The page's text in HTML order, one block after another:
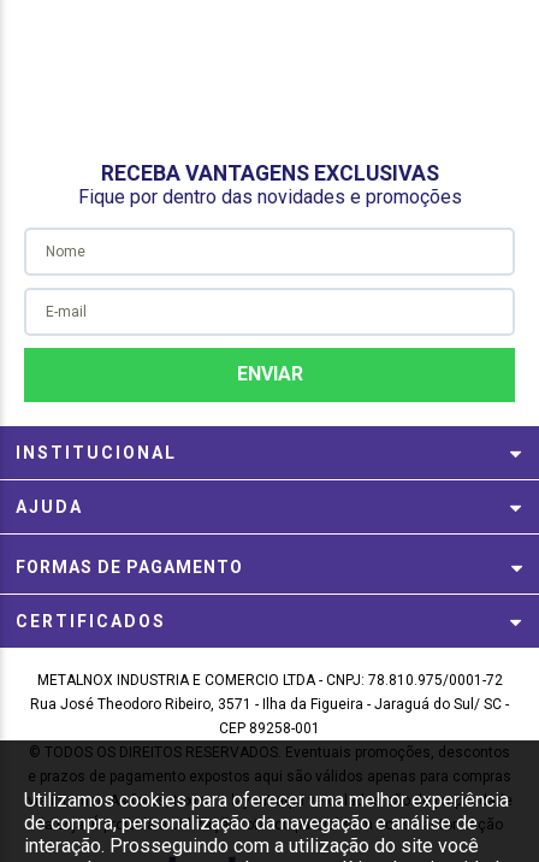
RECEBA VANTAGENS EXCLUSIVAS
Fique por dentro das novidades e promoções
INSTITUCIONAL
AJUDA
FORMAS DE PAGAMENTO
CERTIFICADOS
METALNOX INDUSTRIA E COMERCIO LTDA - CNPJ: 78.810.975/0001-72
Rua José Theodoro Ribeiro, 3571 - Ilha da Figueira - Jaraguá do Sul/ SC -
CEP 89258-001
© TODOS OS DIREITOS RESERVADOS. Eventuais promoções, descontos
e prazos de pagamento expostos aqui são válidos apenas para compras
via internet. As fotos, textos e layout aqui veiculados são de propriedade
da Loja. É proibida a utilização total ou parcial sem nossa autorização
Utilizamos cookies para oferecer uma melhor experiência
de compra, personalização da navegação e análise de
interação. Prosseguindo com a utilização do site você